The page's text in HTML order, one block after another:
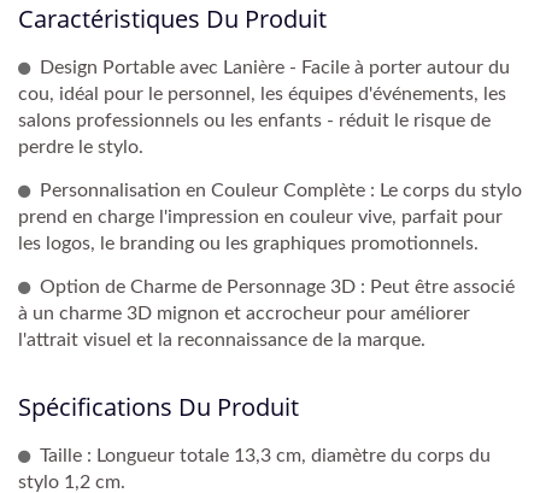
Caractéristiques Du Produit
Design Portable avec Lanière - Facile à porter autour du
cou, idéal pour le personnel, les équipes d'événements, les
salons professionnels ou les enfants - réduit le risque de
perdre le stylo.
Personnalisation en Couleur Complète : Le corps du stylo
prend en charge l'impression en couleur vive, parfait pour
les logos, le branding ou les graphiques promotionnels.
Option de Charme de Personnage 3D : Peut être associé
à un charme 3D mignon et accrocheur pour améliorer
l'attrait visuel et la reconnaissance de la marque.
Spécifications Du Produit
Taille : Longueur totale 13,3 cm, diamètre du corps du
stylo 1,2 cm.